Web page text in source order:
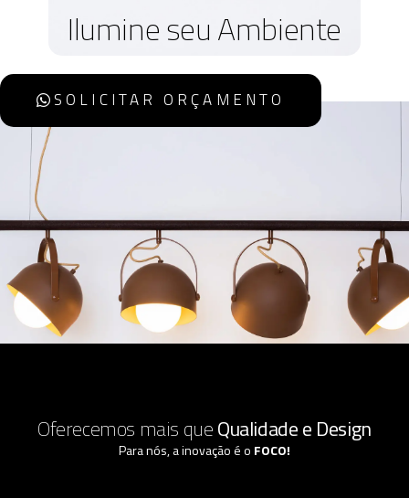
Ilumine seu Ambiente
SOLICITAR ORÇAMENTO
Oferecemos mais queQualidade e Design
Para nós, a inovação é o FOCO!